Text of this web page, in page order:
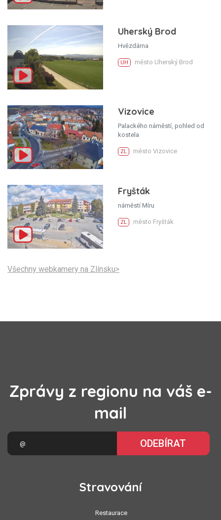
Uherský Brod
Hvězdárna
UH město Uherský Brod
Vizovice
Palackého náměstí, pohled od
kostela
ZL město Vizovice
Fryšták
náměstí Míru
ZL město Fryšták
Všechny webkamery na Zlínsku>
Zprávy z regionu na váš e-
mail
ODEBÍRAT
Stravování
Restaurace